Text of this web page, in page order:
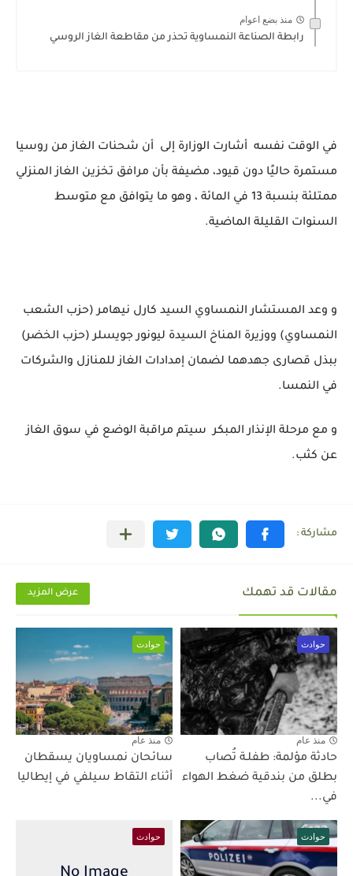
منذ بضع اعوام
رابطة الصناعة النمساوية تحذر من مقاطعة الغاز الروسي
في الوقت نفسه أشارت الوزارة إلى أن شحنات الغاز من روسيا
مستمرة حاليًا دون قيود، مضيفة بأن مرافق تخزين الغاز المنزلي
ممتلئة بنسبة 13 في المائة ، وهو ما يتوافق مع متوسط
السنوات القليلة الماضية.
و وعد المستشار النمساوي السيد كارل نيهامر (حزب الشعب
النمساوي) ووزيرة المناخ السيدة ليونور جويسلر (حزب الخضر)
ببذل قصارى جهدهما لضمان إمدادات الغاز للمنازل والشركات
في النمسا.
و مع مرحلة الإنذار المبكر سيتم مراقبة الوضع في سوق الغاز
عن كثب.
مقالات قد تهمك عرض المزيد
حوادث
منذ عام
حادثة مؤلمة: طفلـة تُصاب
بطلق من بندقية ضغط الهواء
في...
حوادث
منذ عام
سائحان نمساويان يسقطان
أثناء التقاط سيلفي في إيطاليا
حوادث حوادث